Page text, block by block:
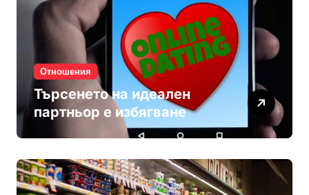
Отношения
Търсенето на идеален
партньор е избягване